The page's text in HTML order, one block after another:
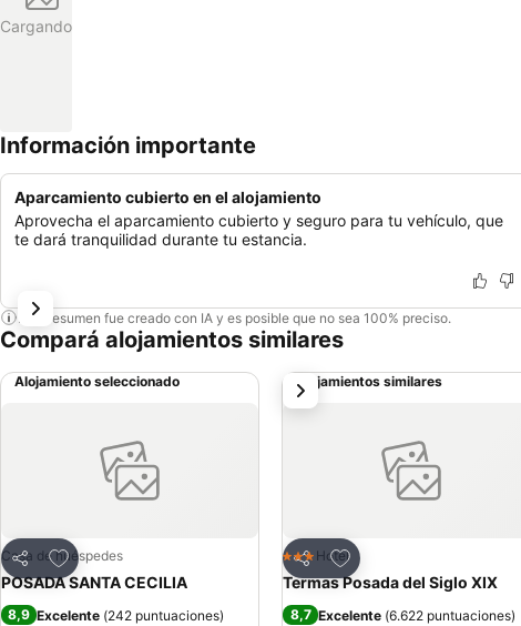
Cargando
Información importante
Aparcamiento cubierto en el alojamiento
Aprovecha el aparcamiento cubierto y seguro para tu vehículo, que
te dará tranquilidad durante tu estancia.
Este resumen fue creado con IA y es posible que no sea 100% preciso.
Compará alojamientos similares
Alojamiento seleccionado
Compartir
Añadir a favoritos
Casa de huéspedes
POSADA SANTA CECILIA
8,9 Excelente (242 puntuaciones)
Alojamientos similares
Compartir
Añadir a favoritos
3 Estrellas
Hotel
Termas Posada del Siglo XIX
8,7 Excelente (6.622 puntuaciones)
siguiente